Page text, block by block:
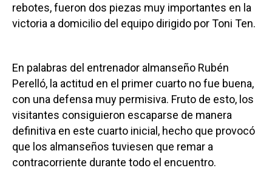
rebotes, fueron dos piezas muy importantes en la
victoria a domicilio del equipo dirigido por Toni Ten.
En palabras del entrenador almanseño Rubén
Perelló, la actitud en el primer cuarto no fue buena,
con una defensa muy permisiva. Fruto de esto, los
visitantes consiguieron escaparse de manera
definitiva en este cuarto inicial, hecho que provocó
que los almanseños tuviesen que remar a
contracorriente durante todo el encuentro.